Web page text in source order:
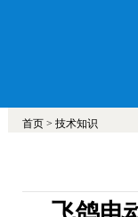
首页 > 技术知识